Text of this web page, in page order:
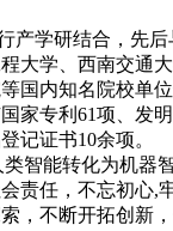
学研结合，先后
大学、西南交通
国内知名院校单
家专利61项、发
记证书10余项。
智能转化为机器
责任，不忘初心,
，不断开拓创新